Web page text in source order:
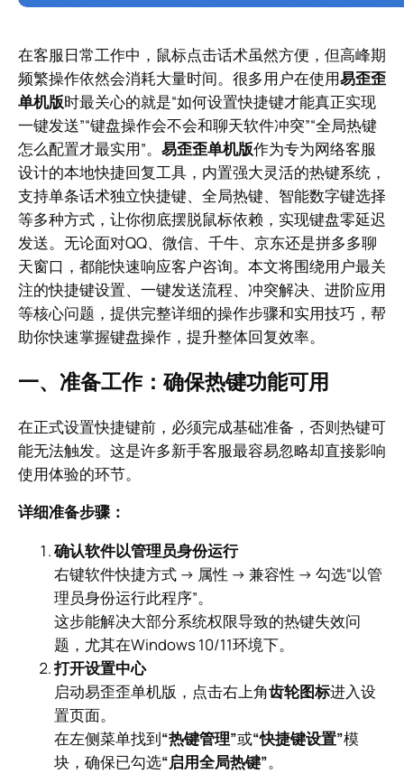
在客服日常工作中，鼠标点击话术虽然方便，但高峰期
频繁操作依然会消耗大量时间。很多用户在使用易歪歪
单机版时最关心的就是“如何设置快捷键才能真正实现
一键发送”“键盘操作会不会和聊天软件冲突”“全局热键
怎么配置才最实用”。 易歪歪单机版作为专为网络客服
设计的本地快捷回复工具，内置强大灵活的热键系统，
支持单条话术独立快捷键、全局热键、智能数字键选择
等多种方式，让你彻底摆脱鼠标依赖，实现键盘零延迟
发送。无论面对QQ、微信、千牛、京东还是拼多多聊
天窗口，都能快速响应客户咨询。本文将围绕用户最关
注的快捷键设置、一键发送流程、冲突解决、进阶应用
等核心问题，提供完整详细的操作步骤和实用技巧，帮
助你快速掌握键盘操作，提升整体回复效率。
一、准备工作：确保热键功能可用
在正式设置快捷键前，必须完成基础准备，否则热键可
能无法触发。这是许多新手客服最容易忽略却直接影响
使用体验的环节。
详细准备步骤：
确认软件以管理员身份运行
右键软件快捷方式 → 属性 → 兼容性 → 勾选“以管
理员身份运行此程序”。
这步能解决大部分系统权限导致的热键失效问
题，尤其在Windows 10/11环境下。
打开设置中心
启动易歪歪单机版，点击右上角齿轮图标进入设
置页面。
在左侧菜单找到“热键管理”或“快捷键设置”模
块，确保已勾选“启用全局热键”。